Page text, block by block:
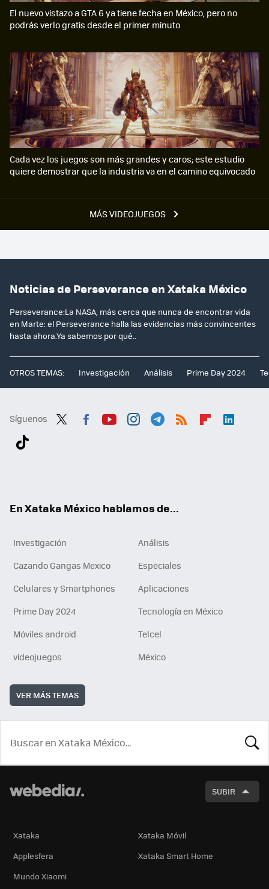
MÁS VIDEOJUEGOS
El nuevo vistazo a GTA 6 ya tiene fecha en México, pero no
podrás verlo gratis desde el primer minuto
Cada vez los juegos son más grandes y caros; este estudio
quiere demostrar que la industria va en el camino equivocado
Noticias de Perseverance en Xataka México
Perseverance:La NASA, más cerca que nunca de encontrar vida
en Marte: el Perseverance halla las evidencias más convincentes
hasta ahora.Ya sabemos por qué..
OTROS TEMAS: Investigación Análisis Prime Day 2024
Síguenos
En Xataka México hablamos de...
Investigación
Análisis
Cazando Gangas Mexico
Especiales
Celulares y Smartphones
Aplicaciones
Prime Day 2024
Tecnología en México
Móviles android
Telcel
videojuegos
México
VER MÁS TEMAS
SUBIR
Xataka
Xataka Móvil
Applesfera
Xataka Smart Home
Mundo Xiaomi